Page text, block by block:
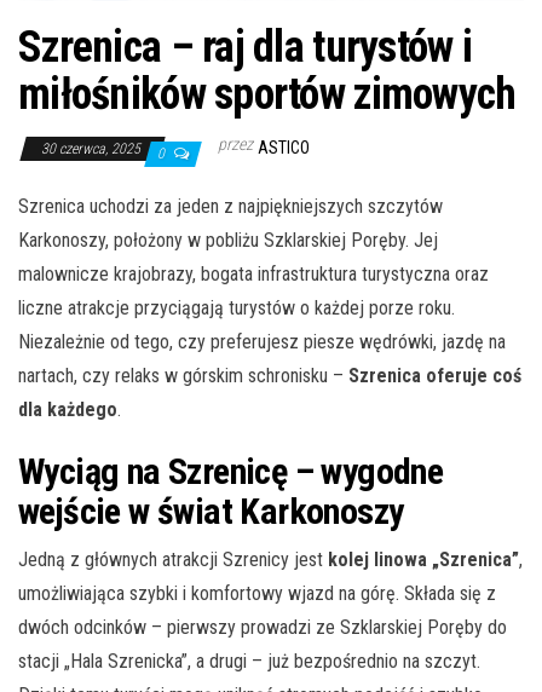
Szrenica – raj dla turystów i
miłośników sportów zimowych
30 czerwca, 2025 0 przez ASTICO
Szrenica uchodzi za jeden z najpiękniejszych szczytów
Karkonoszy, położony w pobliżu Szklarskiej Poręby. Jej
malownicze krajobrazy, bogata infrastruktura turystyczna oraz
liczne atrakcje przyciągają turystów o każdej porze roku.
Niezależnie od tego, czy preferujesz piesze wędrówki, jazdę na
nartach, czy relaks w górskim schronisku – Szrenica oferuje coś
dla każdego.
Wyciąg na Szrenicę – wygodne
wejście w świat Karkonoszy
Jedną z głównych atrakcji Szrenicy jest kolej linowa „Szrenica”,
umożliwiająca szybki i komfortowy wjazd na górę. Składa się z
dwóch odcinków – pierwszy prowadzi ze Szklarskiej Poręby do
stacji „Hala Szrenicka”, a drugi – już bezpośrednio na szczyt.